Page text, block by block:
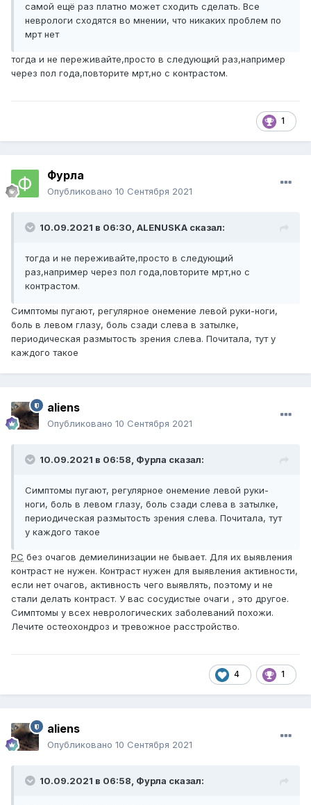
самой ещё раз платно может сходить сделать. Все
неврологи сходятся во мнении, что никаких проблем по
мрт нет
тогда и не переживайте,просто в следующий раз,например
через пол года,повторите мрт,но с контрастом.
1
Фурла
Опубликовано 10 Сентября 2021
10.09.2021 в 06:30, ALENUSKA сказал:
тогда и не переживайте,просто в следующий
раз,например через пол года,повторите мрт,но с
контрастом.
Симптомы пугают, регулярное онемение левой руки-ноги,
боль в левом глазу, боль сзади слева в затылке,
периодическая размытость зрения слева. Почитала, тут у
каждого такое
aliens
Опубликовано 10 Сентября 2021
10.09.2021 в 06:58, Фурла сказал:
Симптомы пугают, регулярное онемение левой руки-
ноги, боль в левом глазу, боль сзади слева в затылке,
периодическая размытость зрения слева. Почитала, тут
у каждого такое
РС без очагов демиелинизации не бывает. Для их выявления
контраст не нужен. Контраст нужен для выявления активности,
если нет очагов, активность чего выявлять, поэтому и не
стали делать контраст. У вас сосудистые очаги , это другое.
Симптомы у всех неврологических заболеваний похожи.
Лечите остеохондроз и тревожное расстройство.
4 1
aliens
Опубликовано 10 Сентября 2021
10.09.2021 в 06:58, Фурла сказал: